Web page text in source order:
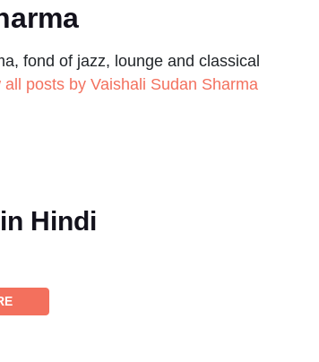
fond of jazz, lounge and classical
all posts by Vaishali Sudan Sharma
Hindi